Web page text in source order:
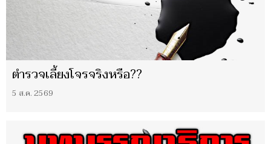
ตำรวจเลี้ยงโจรจริงหรือ??
5 ส.ค. 2569